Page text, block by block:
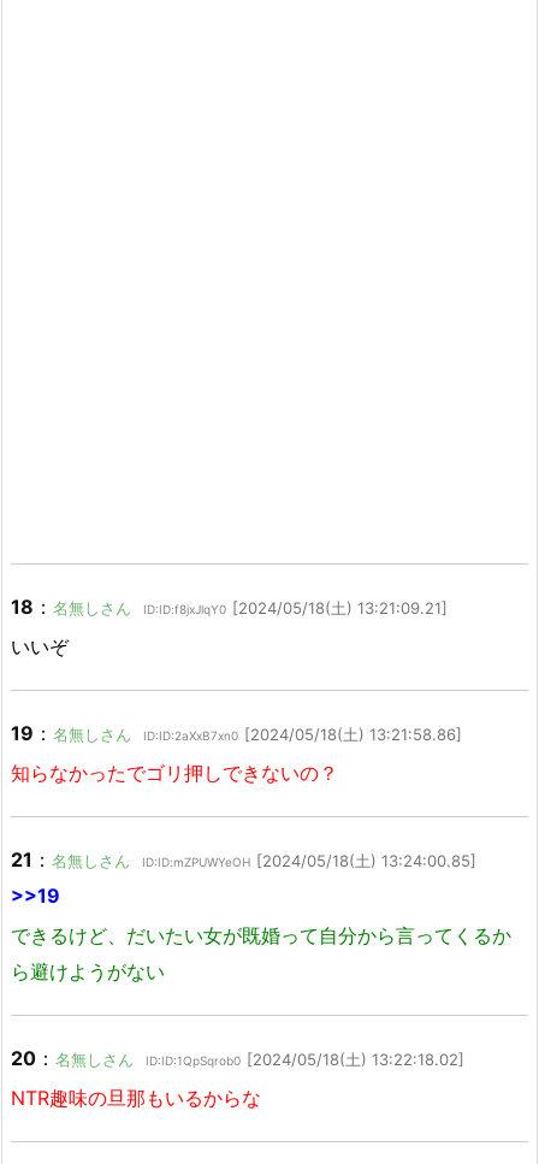
18 ： 名無しさん ID:ID:f8jxJlqY0 [2024/05/18(土) 13:21:09.21]
いいぞ
19 ： 名無しさん ID:ID:2aXxB7xn0 [2024/05/18(土) 13:21:58.86]
知らなかったでゴリ押しできないの？
21 ： 名無しさん ID:ID:mZPUWYeOH [2024/05/18(土) 13:24:00.85]
>>19
できるけど、だいたい女が既婚って自分から言ってくるか
ら避けようがない
20 ： 名無しさん ID:ID:1QpSqrob0 [2024/05/18(土) 13:22:18.02]
NTR趣味の旦那もいるからな